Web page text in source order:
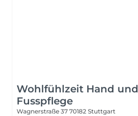
Wohlfühlzeit Hand und
Fusspflege
Wagnerstraße 37 70182 Stuttgart